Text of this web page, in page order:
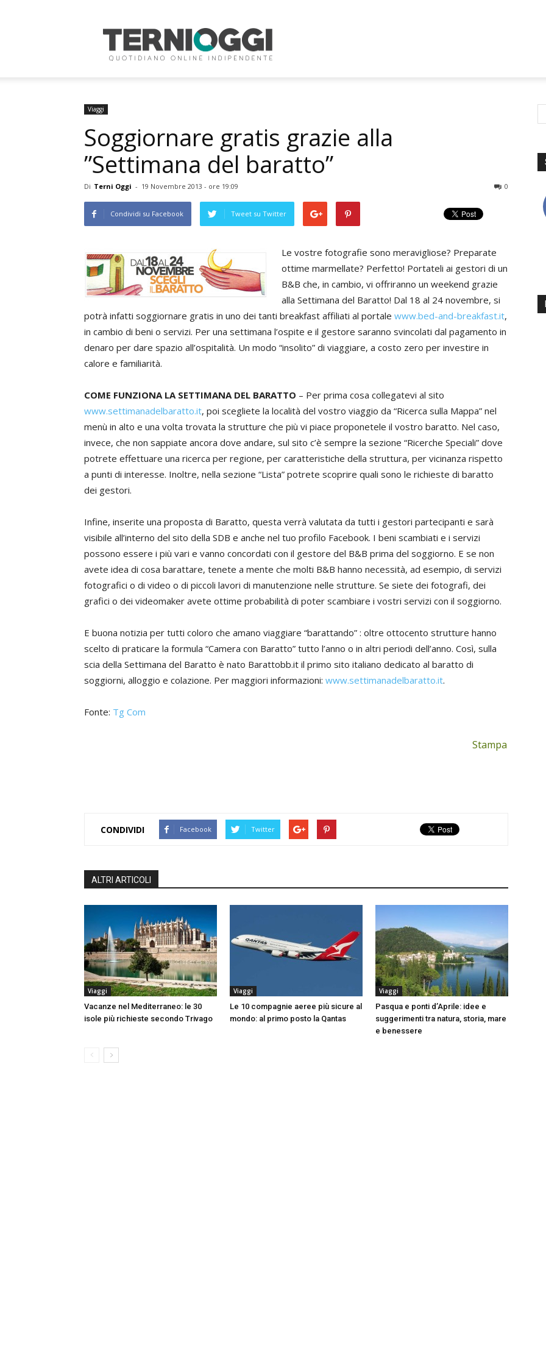
Oggi
Viaggi
Soggiornare gratis grazie alla
”Settimana del baratto”
Di Terni Oggi - 19 Novembre 2013 - ore 19:09 0
Condividi su Facebook Tweet su Twitter
Le vostre fotografie sono meravigliose? Preparate
ottime marmellate? Perfetto! Portateli ai gestori di un
B&B che, in cambio, vi offriranno un weekend grazie
alla Settimana del Baratto! Dal 18 al 24 novembre, si
potrà infatti soggiornare gratis in uno dei tanti breakfast affiliati al portale www.bed-and-breakfast.it,
in cambio di beni o servizi. Per una settimana l’ospite e il gestore saranno svincolati dal pagamento in
denaro per dare spazio all’ospitalità. Un modo “insolito” di viaggiare, a costo zero per investire in
calore e familiarità.
COME FUNZIONA LA SETTIMANA DEL BARATTO – Per prima cosa collegatevi al sito
www.settimanadelbaratto.it, poi scegliete la località del vostro viaggio da “Ricerca sulla Mappa” nel
menù in alto e una volta trovata la strutture che più vi piace proponetele il vostro baratto. Nel caso,
invece, che non sappiate ancora dove andare, sul sito c’è sempre la sezione “Ricerche Speciali” dove
potrete effettuare una ricerca per regione, per caratteristiche della struttura, per vicinanza rispetto
a punti di interesse. Inoltre, nella sezione “Lista” potrete scoprire quali sono le richieste di baratto
dei gestori.
Infine, inserite una proposta di Baratto, questa verrà valutata da tutti i gestori partecipanti e sarà
visibile all’interno del sito della SDB e anche nel tuo profilo Facebook. I beni scambiati e i servizi
possono essere i più vari e vanno concordati con il gestore del B&B prima del soggiorno. E se non
avete idea di cosa barattare, tenete a mente che molti B&B hanno necessità, ad esempio, di servizi
fotografici o di video o di piccoli lavori di manutenzione nelle strutture. Se siete dei fotografi, dei
grafici o dei videomaker avete ottime probabilità di poter scambiare i vostri servizi con il soggiorno.
E buona notizia per tutti coloro che amano viaggiare “barattando” : oltre ottocento strutture hanno
scelto di praticare la formula “Camera con Baratto” tutto l’anno o in altri periodi dell’anno. Così, sulla
scia della Settimana del Baratto è nato Barattobb.it il primo sito italiano dedicato al baratto di
soggiorni, alloggio e colazione. Per maggiori informazioni: www.settimanadelbaratto.it.
Fonte: Tg Com
Stampa
CONDIVIDI Facebook Twitter
ALTRI ARTICOLI
Viaggi
Vacanze nel Mediterraneo: le 30
isole più richieste secondo Trivago
Viaggi
Le 10 compagnie aeree più sicure al
mondo: al primo posto la Qantas
Viaggi
Pasqua e ponti d’Aprile: idee e
suggerimenti tra natura, storia, mare
e benessere